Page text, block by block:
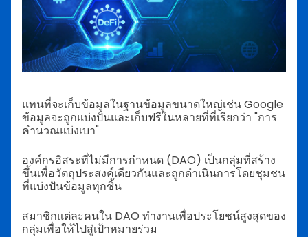
แทนที่จะเก็บข้อมูลในฐานข้อมูลขนาดใหญ่เช่น Google
ข้อมูลจะถูกแบ่งปันและเก็บฟรีในหลายที่ที่เรียกว่า "การ
คำนวณแบ่งเบา"
องค์กรอิสระที่ไม่มีการกำหนด (DAO) เป็นกลุ่มที่สร้าง
ขึ้นเพื่อวัตถุประสงค์เดียวกันและถูกดำเนินการโดยชุมชน
ที่แบ่งปันข้อมูลทุกชิ้น
สมาชิกแต่ละคนใน DAO ทำงานเพื่อประโยชน์สูงสุดของ
กลุ่มเพื่อให้ไปสู่เป้าหมายร่วม